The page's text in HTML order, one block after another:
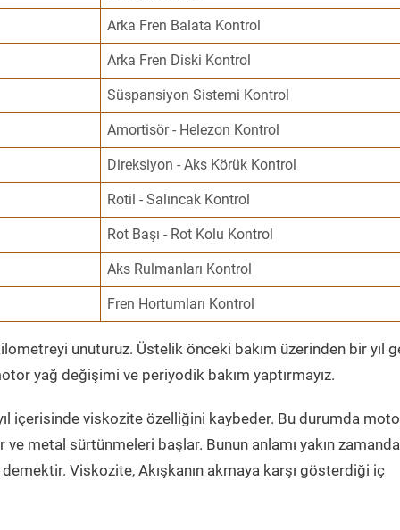
Arka Fren Balata Kontrol
Arka Fren Diski Kontrol
Süspansiyon Sistemi Kontrol
Amortisör - Helezon Kontrol
Direksiyon - Aks Körük Kontrol
Rotil - Salıncak Kontrol
Rot Başı - Rot Kolu Kontrol
Aks Rulmanları Kontrol
Fren Hortumları Kontrol
unuturuz. Üstelik önceki bakım üzerinden bir yıl
yağ değişimi ve periyodik bakım yaptırmayız.
içerisinde viskozite özelliğini kaybeder. Bu durumda
metal sürtünmeleri başlar. Bunun anlamı yakın zamanda
Viskozite, Akışkanın akmaya karşı gösterdiği iç